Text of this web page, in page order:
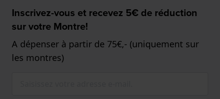
Inscrivez-vous et recevez 5€ de réduction
sur votre Montre!
A dépenser à partir de 75€,- (uniquement sur
les montres)